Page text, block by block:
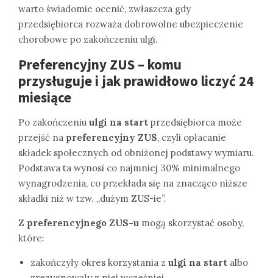
warto świadomie ocenić, zwłaszcza gdy
przedsiębiorca rozważa dobrowolne ubezpieczenie
chorobowe po zakończeniu ulgi.
Preferencyjny ZUS – komu
przysługuje i jak prawidłowo liczyć 24
miesiące
Po zakończeniu ulgi na start przedsiębiorca może
przejść na preferencyjny ZUS, czyli opłacanie
składek społecznych od obniżonej podstawy wymiaru.
Podstawa ta wynosi co najmniej 30% minimalnego
wynagrodzenia, co przekłada się na znacząco niższe
składki niż w tzw. „dużym ZUS-ie”.
Z preferencyjnego ZUS-u mogą skorzystać osoby,
które:
zakończyły okres korzystania z ulgi na start albo